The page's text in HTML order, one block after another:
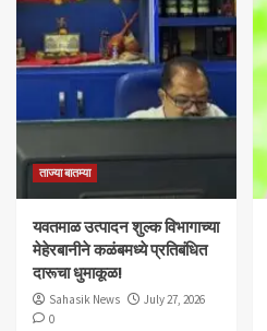
ताज्या बातम्या
यवतमाळ उत्पादन शुल्क विभागाच्या
मेहेरबानीने कळंबमध्ये प्रतिबंधित
दारूचा धुमाकूळ!
Sahasik News
July 27, 2026
0